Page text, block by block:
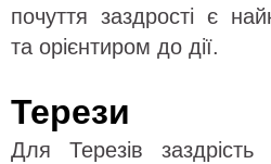
почуття заздрості є
та орієнтиром до дії.
Терези
Для Терезів